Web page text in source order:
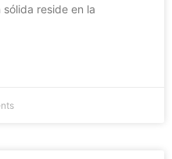
reside en la